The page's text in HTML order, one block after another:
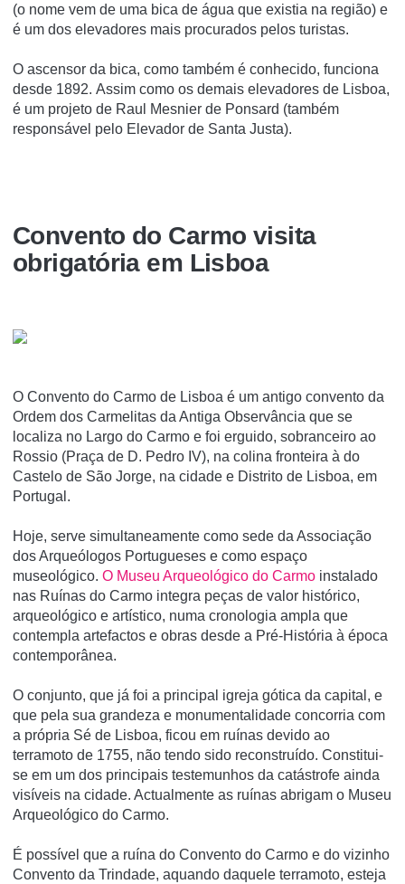
(o nome vem de uma bica de água que existia na região) e
é um dos elevadores mais procurados pelos turistas.
O ascensor da bica, como também é conhecido, funciona
desde 1892. Assim como os demais elevadores de Lisboa,
é um projeto de Raul Mesnier de Ponsard (também
responsável pelo Elevador de Santa Justa).
Convento do Carmo visita
obrigatória em Lisboa
O Convento do Carmo de Lisboa é um antigo convento da
Ordem dos Carmelitas da Antiga Observância que se
localiza no Largo do Carmo e foi erguido, sobranceiro ao
Rossio (Praça de D. Pedro IV), na colina fronteira à do
Castelo de São Jorge, na cidade e Distrito de Lisboa, em
Portugal.
Hoje, serve simultaneamente como sede da Associação
dos Arqueólogos Portugueses e como espaço
museológico. O Museu Arqueológico do Carmo instalado
nas Ruínas do Carmo integra peças de valor histórico,
arqueológico e artístico, numa cronologia ampla que
contempla artefactos e obras desde a Pré-História à época
contemporânea.
O conjunto, que já foi a principal igreja gótica da capital, e
que pela sua grandeza e monumentalidade concorria com
a própria Sé de Lisboa, ficou em ruí­nas devido ao
terramoto de 1755, não tendo sido reconstruí­do. Constitui-
se em um dos principais testemunhos da catástrofe ainda
visí­veis na cidade. Actualmente as ruí­nas abrigam o Museu
Arqueológico do Carmo.
É possí­vel que a ruí­na do Convento do Carmo e do vizinho
Convento da Trindade, aquando daquele terramoto, esteja